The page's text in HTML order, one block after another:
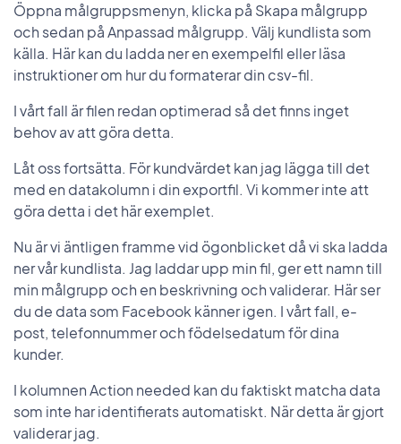
Öppna målgruppsmenyn, klicka på Skapa målgrupp
och sedan på Anpassad målgrupp. Välj kundlista som
källa. Här kan du ladda ner en exempelfil eller läsa
instruktioner om hur du formaterar din csv-fil.
I vårt fall är filen redan optimerad så det finns inget
behov av att göra detta.
Låt oss fortsätta. För kundvärdet kan jag lägga till det
med en datakolumn i din exportfil. Vi kommer inte att
göra detta i det här exemplet.
Nu är vi äntligen framme vid ögonblicket då vi ska ladda
ner vår kundlista. Jag laddar upp min fil, ger ett namn till
min målgrupp och en beskrivning och validerar. Här ser
du de data som Facebook känner igen. I vårt fall, e-
post, telefonnummer och födelsedatum för dina
kunder.
I kolumnen Action needed kan du faktiskt matcha data
som inte har identifierats automatiskt. När detta är gjort
validerar jag.